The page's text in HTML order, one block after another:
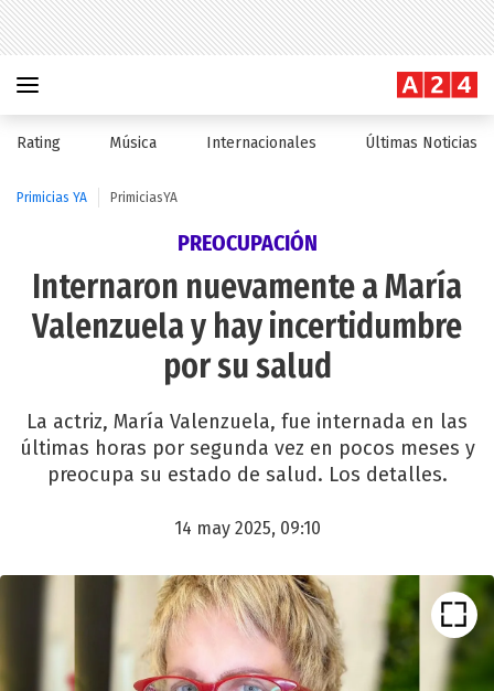
Rating Música Internacionales Últimas Noticias
Primicias YA PrimiciasYA
PREOCUPACIÓN
Internaron nuevamente a María
Valenzuela y hay incertidumbre
por su salud
La actriz, María Valenzuela, fue internada en las
últimas horas por segunda vez en pocos meses y
preocupa su estado de salud. Los detalles.
14 may 2025, 09:10